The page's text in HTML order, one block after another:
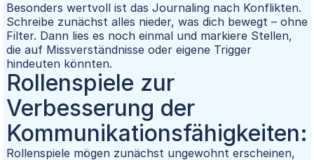
Besonders wertvoll ist das Journaling nach Konflikten.
Schreibe zunächst alles nieder, was dich bewegt – ohne
Filter. Dann lies es noch einmal und markiere Stellen,
die auf Missverständnisse oder eigene Trigger
hindeuten könnten.
Rollenspiele zur
Verbesserung der
Kommunikationsfähigkeiten:
Rollenspiele mögen zunächst ungewohnt erscheinen,